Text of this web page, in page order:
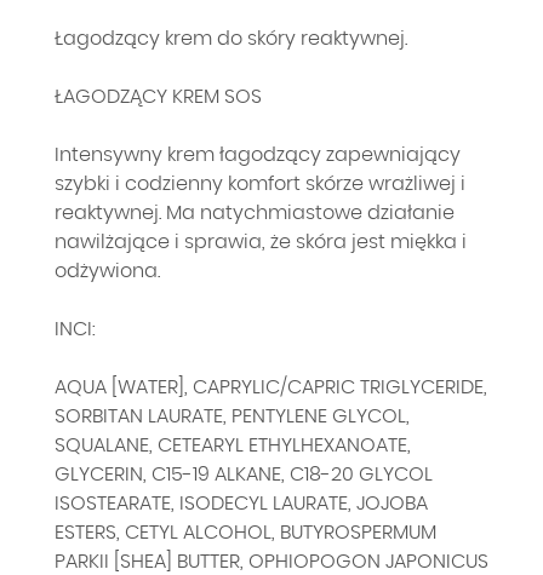
Łagodzący krem do skóry reaktywnej.
ŁAGODZĄCY KREM SOS
Intensywny krem łagodzący zapewniający
szybki i codzienny komfort skórze wrażliwej i
reaktywnej. Ma natychmiastowe działanie
nawilżające i sprawia, że skóra jest miękka i
odżywiona.
INCI:
AQUA [WATER], CAPRYLIC/CAPRIC TRIGLYCERIDE,
SORBITAN LAURATE, PENTYLENE GLYCOL,
SQUALANE, CETEARYL ETHYLHEXANOATE,
GLYCERIN, C15-19 ALKANE, C18-20 GLYCOL
ISOSTEARATE, ISODECYL LAURATE, JOJOBA
ESTERS, CETYL ALCOHOL, BUTYROSPERMUM
PARKII [SHEA] BUTTER, OPHIOPOGON JAPONICUS